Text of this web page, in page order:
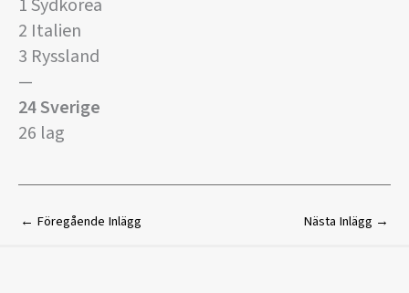
1 Sydkorea
2 Italien
3 Ryssland
—
24 Sverige
26 lag
← Föregående Inlägg Nästa Inlägg →